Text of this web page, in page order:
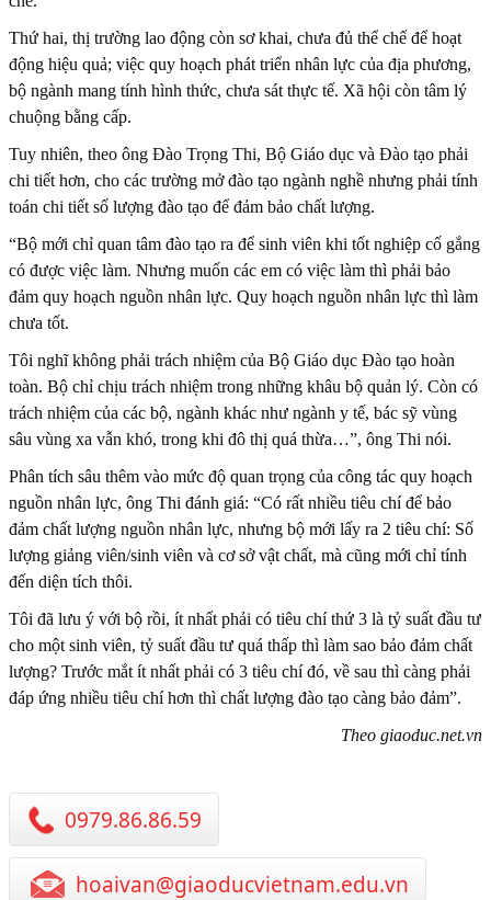
Thứ hai, thị trường lao động còn sơ khai, chưa đủ thể chế để hoạt
động hiệu quả; việc quy hoạch phát triển nhân lực của địa phương,
bộ ngành mang tính hình thức, chưa sát thực tế. Xã hội còn tâm lý
chuộng bằng cấp.
Tuy nhiên, theo ông Đào Trọng Thi, Bộ Giáo dục và Đào tạo phải
chi tiết hơn, cho các trường mở đào tạo ngành nghề nhưng phải tính
toán chi tiết số lượng đào tạo để đảm bảo chất lượng.
“Bộ mới chỉ quan tâm đào tạo ra để sinh viên khi tốt nghiệp cố gắng
có được việc làm. Nhưng muốn các em có việc làm thì phải bảo
đảm quy hoạch nguồn nhân lực. Quy hoạch nguồn nhân lực thì làm
chưa tốt.
Tôi nghĩ không phải trách nhiệm của Bộ Giáo dục Đào tạo hoàn
toàn. Bộ chỉ chịu trách nhiệm trong những khâu bộ quản lý. Còn có
trách nhiệm của các bộ, ngành khác như ngành y tế, bác sỹ vùng
sâu vùng xa vẫn khó, trong khi đô thị quá thừa…”, ông Thi nói.
Phân tích sâu thêm vào mức độ quan trọng của công tác quy hoạch
nguồn nhân lực, ông Thi đánh giá: “Có rất nhiều tiêu chí để bảo
đảm chất lượng nguồn nhân lực, nhưng bộ mới lấy ra 2 tiêu chí: Số
lượng giảng viên/sinh viên và cơ sở vật chất, mà cũng mới chỉ tính
đến diện tích thôi.
Tôi đã lưu ý với bộ rồi, ít nhất phải có tiêu chí thứ 3 là tỷ suất đầu tư
cho một sinh viên, tỷ suất đầu tư quá thấp thì làm sao bảo đảm chất
lượng? Trước mắt ít nhất phải có 3 tiêu chí đó, về sau thì càng phải
đáp ứng nhiều tiêu chí hơn thì chất lượng đào tạo càng bảo đảm”.
Theo giaoduc.net.vn
0979.86.86.59
hoaivan@giaoducvietnam.edu.vn